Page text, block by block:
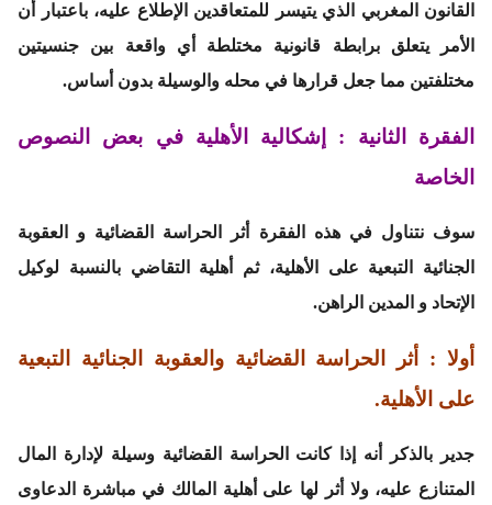
القانون المغربي الذي يتيسر للمتعاقدين الإطلاع عليه، باعتبار أن
الأمر يتعلق برابطة قانونية مختلطة أي واقعة بين جنسيتين
مختلفتين مما جعل قرارها في محله والوسيلة بدون أساس.
الفقرة الثانية : إشكالية الأهلية في بعض النصوص
الخاصة
سوف نتناول في هذه الفقرة أثر الحراسة القضائية و العقوبة
الجنائية التبعية على الأهلية، ثم أهلية التقاضي بالنسبة لوكيل
الإتحاد و المدين الراهن.
أولا : أثر الحراسة القضائية والعقوبة الجنائية التبعية
على الأهلية.
جدير بالذكر أنه إذا كانت الحراسة القضائية وسيلة لإدارة المال
المتنازع عليه، ولا أثر لها على أهلية المالك في مباشرة الدعاوى